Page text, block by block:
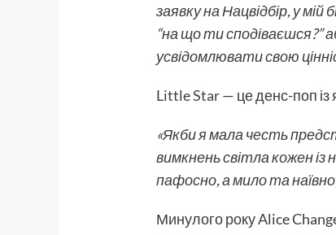
заявку на Нацвідбір, у
“на що ти сподіваєшся?”
усвідомлювати свою
Little Star— це денс-поп із
«Якби я мала честь
вимкнень світла кожен із
пафосно, а мило та
Минулого року Alice